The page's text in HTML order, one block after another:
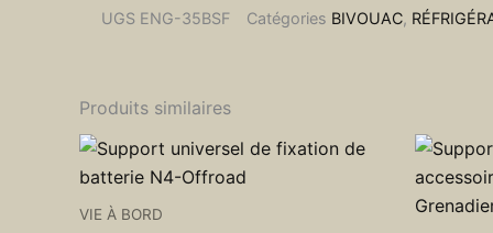
pour
UGS ENG-35BSF Catégories BIVOUAC,
Produits similaires
VIE À BORD